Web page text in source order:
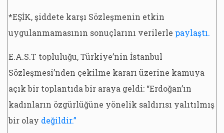
*EŞİK, şiddete karşı Sözleşmenin etkin
uygulanmamasının sonuçlarını verilerle paylaştı.
E.A.S.T topluluğu, Türkiye’nin İstanbul
Sözleşmesi’nden çekilme kararı üzerine kamuya
açık bir toplantıda bir araya geldi: “Erdoğan’ın
kadınların özgürlüğüne yönelik saldırısı yalıtılmış
bir olay değildir.”